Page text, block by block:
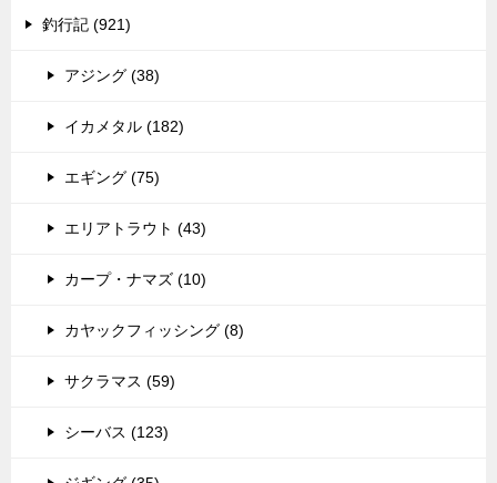
釣行記 (921)
アジング (38)
イカメタル (182)
エギング (75)
エリアトラウト (43)
カープ・ナマズ (10)
カヤックフィッシング (8)
サクラマス (59)
シーバス (123)